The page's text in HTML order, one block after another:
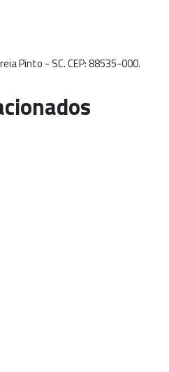
Pinto - SC. CEP: 88535-000.